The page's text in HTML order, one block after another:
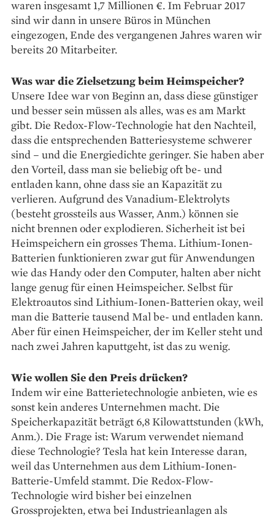
waren insgesamt 1,7 Millionen €. Im Februar 2017
sind wir dann in unsere Büros in München
eingezogen, Ende des vergangenen Jahres waren wir
bereits 20 Mitarbeiter.
Was war die Zielsetzung beim Heimspeicher?
Unsere Idee war von Beginn an, dass diese günstiger
und besser sein müssen als alles, was es am Markt
gibt. Die Redox-Flow-Technologie hat den Nachteil,
dass die entsprechenden Batteriesysteme schwerer
sind – und die Energiedichte geringer. Sie haben aber
den Vorteil, dass man sie beliebig oft be- und
entladen kann, ohne dass sie an Kapazität zu
verlieren. Aufgrund des Vanadium-Elektrolyts
(besteht grossteils aus Wasser, Anm.) können sie
nicht brennen oder explodieren. Sicherheit ist bei
Heimspeichern ein grosses Thema. Lithium-Ionen-
Batterien funktionieren zwar gut für Anwendungen
wie das Handy oder den Computer, halten aber nicht
lange genug für einen Heimspeicher. Selbst für
Elektroautos sind Lithium-­Ionen-Batterien okay, weil
man die Batterie tausend Mal be- und entladen kann.
Aber für einen Heimspeicher, der im Keller steht und
nach zwei Jahren kaputtgeht, ist das zu wenig.
Wie wollen Sie den Preis drücken?
Indem wir eine Batterietechnologie anbieten, wie es
sonst kein anderes Unternehmen macht. Die
Speicherkapazität beträgt 6,8 Kilowattstunden (kWh,
Anm.). Die Frage ist: Warum verwendet niemand
diese Technologie? Tesla hat kein Interesse daran,
weil das Unternehmen aus dem Lithium-­Ionen-
Batterie-Umfeld stammt. Die Redox-Flow-
Technologie wird bisher bei einzelnen
Grossprojekten, etwa bei Industrieanlagen als